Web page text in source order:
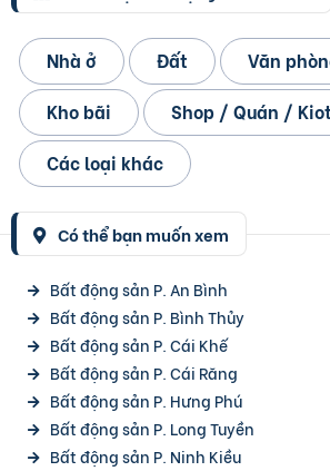
Nhà ở Đất
Văn
Kho bãi
Shop / Quán / Kiot
Các loại khác
Có thể bạn muốn xem
Bất động sản P. An Bình
Bất động sản P. Bình Thủy
Bất động sản P. Cái Khế
Bất động sản P. Cái Răng
Bất động sản P. Hưng Phú
Bất động sản P. Long Tuyền
Bất động sản P. Ninh Kiều